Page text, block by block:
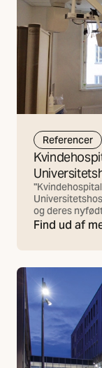
Referencer
og deres
Find ud af